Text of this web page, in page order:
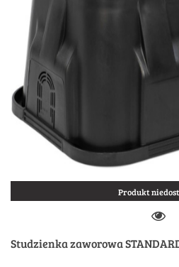
Produkt
Studzienka zaworowa